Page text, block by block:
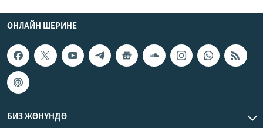
ОНЛАЙН ШЕРИНЕ
БИЗ ЖӨНҮНДӨ